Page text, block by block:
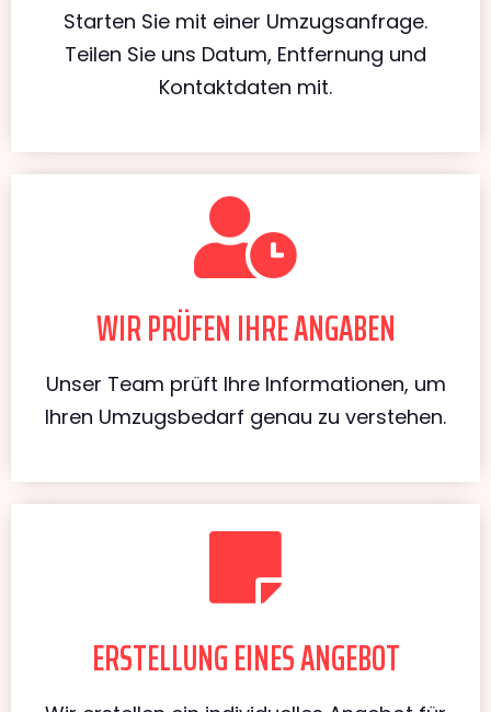
Starten Sie mit einer Umzugsanfrage.
Teilen Sie uns Datum, Entfernung und
Kontaktdaten mit.
WIR PRÜFEN IHRE ANGABEN
Unser Team prüft Ihre Informationen, um
Ihren Umzugsbedarf genau zu verstehen.
ERSTELLUNG EINES ANGEBOT